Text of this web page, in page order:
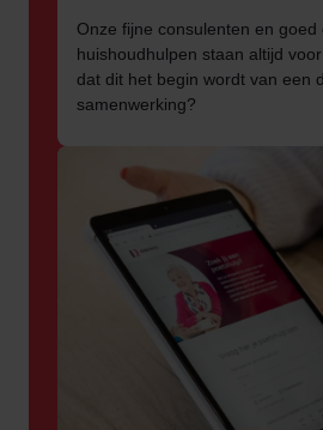
Onze fijne consulenten en goed
huishoudhulpen staan altijd
dat dit het begin wordt van een
samenwerking?